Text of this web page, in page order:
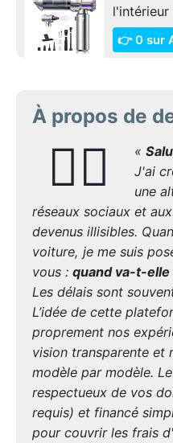
l'intérieur
👉 0 sur
À propos de
🙋‍♂️ «
J'ai
une
réseaux sociaux et
devenus illisibles.
voiture, je me suis
vous : quand va-t-elle
Les délais sont
L’idée de cette
proprement nos
vision transparente et
modèle par modèle.
respectueux de vos
requis) et financé
pour couvrir les frais